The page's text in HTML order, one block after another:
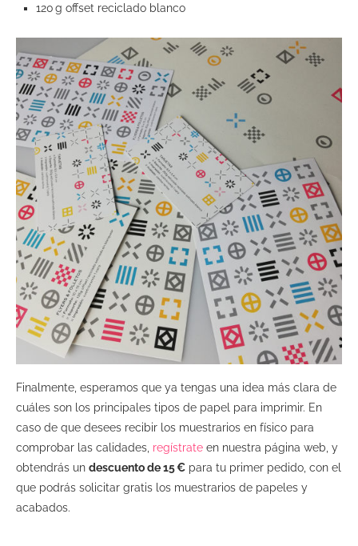
120 g offset reciclado blanco
Finalmente, esperamos que ya tengas una idea más clara de
cuáles son los principales tipos de papel para imprimir. En
caso de que desees recibir los muestrarios en físico para
comprobar las calidades, regístrate en nuestra página web, y
obtendrás un descuento de 15 € para tu primer pedido, con el
que podrás solicitar gratis los muestrarios de papeles y
acabados.